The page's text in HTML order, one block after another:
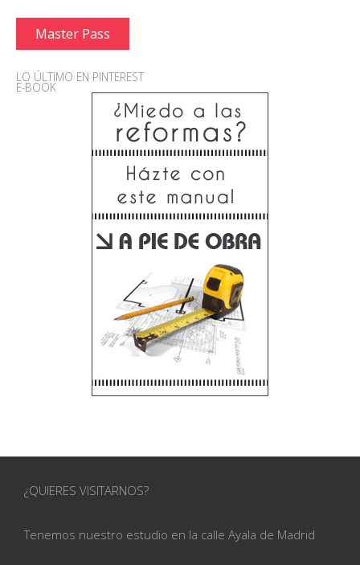
Master Pass
LO ÚLTIMO EN PINTEREST
E-BOOK
¿QUIERES VISITARNOS?
Tenemos nuestro estudio en la calle Ayala de Madrid